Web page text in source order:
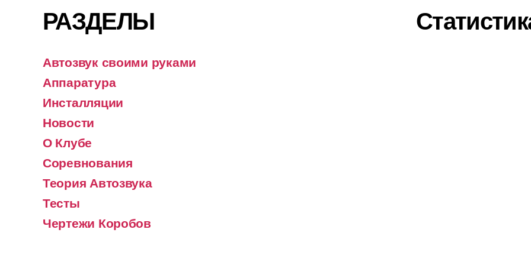
РАЗДЕЛЫ
Автозвук своими руками
Аппаратура
Инсталляции
Новости
О Клубе
Соревнования
Теория Автозвука
Тесты
Чертежи Коробов